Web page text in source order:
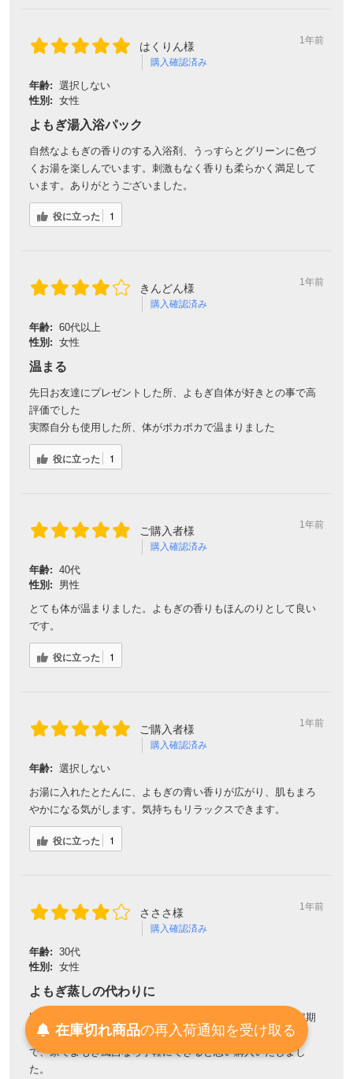
はくりん様
購入確認済み
1年前
年齢: 選択しない
性別: 女性
よもぎ湯入浴パック
自然なよもぎの香りのする入浴剤、うっすらとグリーンに色づ
くお湯を楽しんでいます。刺激もなく香りも柔らかく満足して
います。ありがとうございました。
役に立った 1
きんどん様
購入確認済み
1年前
年齢: 60代以上
性別: 女性
温まる
先日お友達にプレゼントした所、よもぎ自体が好きとの事で高
評価でした
実際自分も使用した所、体がポカポカで温まりました
役に立った 1
ご購入者様
購入確認済み
1年前
年齢: 40代
性別:
男性
とても体が温まりました。よもぎの香りもほんのりとして良い
です。
役に立った 1
ご購入者様
購入確認済み
1年前
年齢: 選択しない
お湯に入れたとたんに、よもぎの青い香りが広がり、肌もまろ
やかになる気がします。気持ちもリラックスできます。
役に立った 1
さささ様
購入確認済み
1年前
年齢: 30代
性別: 女性
よもぎ蒸しの代わりに
以前エステでよもぎ蒸しをした後、生理痛がなかったので定期
的にしたいのですが、金銭面と時間的になかなか行けないの
で、家でよもぎ風呂なら手軽にできると思い購入いたしまし
た。
在庫切れ商品の再入荷通知を受け取る